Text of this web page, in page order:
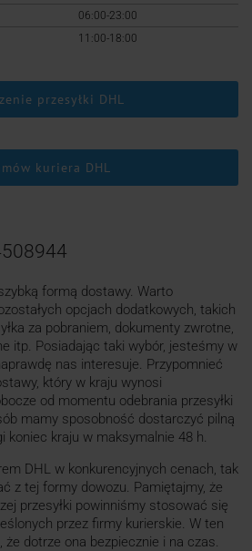
06:00-23:00
11:00-18:00
przesyłki DHL
kuriera DHL
formą dostawy. Warto
opcjach dodatkowych, takich
za pobraniem, dokumenty zwrotne,
itp. Posiadając taki wybór, jesteśmy w
nas interesuje. Przypomnieć
który w kraju wynosi
od momentu odebrania przesyłki
mamy sposobność dostarczyć pilną
koniec kraju w maksymalnie 48 h.
DHL w konkurencyjnych cenach, tak
z tej formy dowozu. Pamiętajmy, że
przesyłki powinniśmy stosować się
przez firmy kurierskie. W ten
dotrze ona bezpiecznie i na czas.